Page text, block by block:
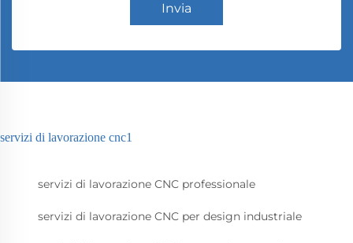
Invia
servizi di lavorazione cnc1
servizi di lavorazione CNC professionale
servizi di lavorazione CNC per design industriale